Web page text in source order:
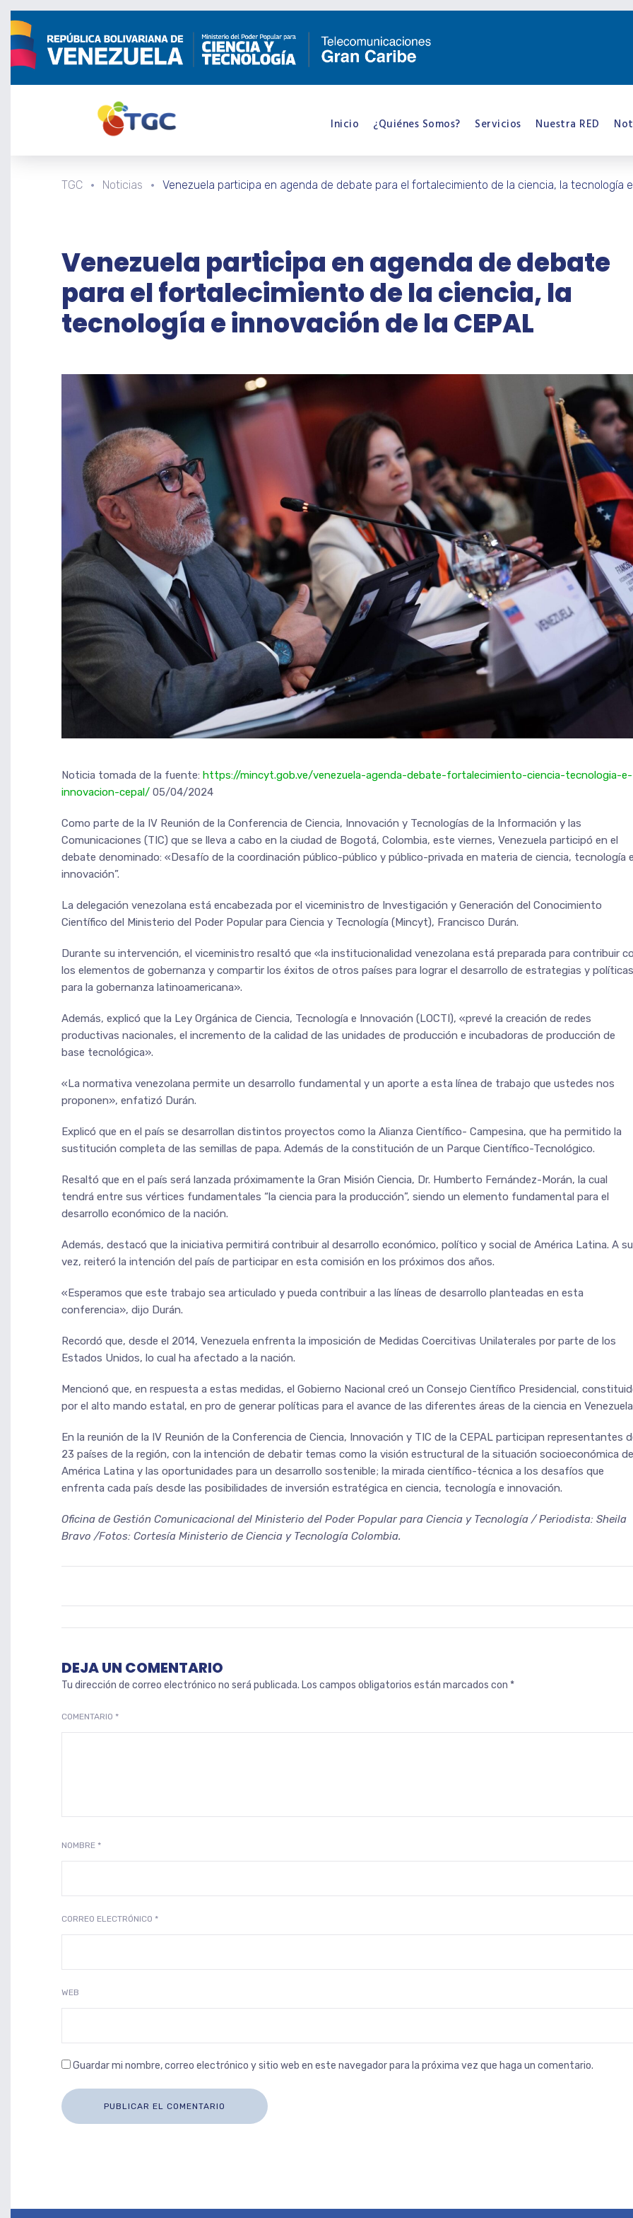
Inicio ¿Quiénes Somos? Servicios Nuestra RED
TGC Noticias Venezuela participa en agenda de debate para el fortalecimiento de la ciencia, la tecnología
Venezuela participa en agenda de debate
para el fortalecimiento de la ciencia, la
tecnología e innovación de la CEPAL
Noticia tomada de la fuente: https://mincyt.gob.ve/venezuela-agenda-debate-fortalecimiento-ciencia-tecnologia-e-
innovacion-cepal/ 05/04/2024
Como parte de la IV Reunión de la Conferencia de Ciencia, Innovación y Tecnologías de la Información y las
Comunicaciones (TIC) que se lleva a cabo en la ciudad de Bogotá, Colombia, este viernes, Venezuela participó en el
debate denominado: «Desafío de la coordinación público-público y público-privada en materia de ciencia, tecnología e
innovación”.
La delegación venezolana está encabezada por el viceministro de Investigación y Generación del Conocimiento
Científico del Ministerio del Poder Popular para Ciencia y Tecnología (Mincyt), Francisco Durán.
Durante su intervención, el viceministro resaltó que «la institucionalidad venezolana está preparada para contribuir
los elementos de gobernanza y compartir los éxitos de otros países para lograr el desarrollo de estrategias y políticas
para la gobernanza latinoamericana».
Además, explicó que la Ley Orgánica de Ciencia, Tecnología e Innovación (LOCTI), «prevé la creación de redes
productivas nacionales, el incremento de la calidad de las unidades de producción e incubadoras de producción de
base tecnológica».
«La normativa venezolana permite un desarrollo fundamental y un aporte a esta línea de trabajo que ustedes nos
proponen», enfatizó Durán.
Explicó que en el país se desarrollan distintos proyectos como la Alianza Científico- Campesina, que ha permitido la
sustitución completa de las semillas de papa. Además de la constitución de un Parque Científico-Tecnológico.
Resaltó que en el país será lanzada próximamente la Gran Misión Ciencia, Dr. Humberto Fernández-Morán, la cual
tendrá entre sus vértices fundamentales “la ciencia para la producción”, siendo un elemento fundamental para el
desarrollo económico de la nación.
Además, destacó que la iniciativa permitirá contribuir al desarrollo económico, político y social de América Latina. A su
vez, reiteró la intención del país de participar en esta comisión en los próximos dos años.
«Esperamos que este trabajo sea articulado y pueda contribuir a las líneas de desarrollo planteadas en esta
conferencia», dijo Durán.
Recordó que, desde el 2014, Venezuela enfrenta la imposición de Medidas Coercitivas Unilaterales por parte de los
Estados Unidos, lo cual ha afectado a la nación.
Mencionó que, en respuesta a estas medidas, el Gobierno Nacional creó un Consejo Científico Presidencial,
por el alto mando estatal, en pro de generar políticas para el avance de las diferentes áreas de la ciencia en
En la reunión de la IV Reunión de la Conferencia de Ciencia, Innovación y TIC de la CEPAL participan representantes
23 países de la región, con la intención de debatir temas como la visión estructural de la situación socioeconómica de
América Latina y las oportunidades para un desarrollo sostenible; la mirada científico-técnica a los desafíos que
enfrenta cada país desde las posibilidades de inversión estratégica en ciencia, tecnología e innovación.
Oficina de Gestión Comunicacional del Ministerio del Poder Popular para Ciencia y Tecnología / Periodista: Sheila
Bravo /Fotos: Cortesía Ministerio de Ciencia y Tecnología Colombia.
DEJA UN COMENTARIO
Tu dirección de correo electrónico no será publicada. Los campos obligatorios están marcados con *
COMENTARIO *
NOMBRE *
CORREO ELECTRÓNICO *
WEB
Guardar mi nombre, correo electrónico y sitio web en este navegador para la próxima vez que haga un comentario.